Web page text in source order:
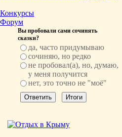
Конкурсы
Форум
Вы пробовали сами сочинять
сказки?
да, часто придумываю
сочиняю, но редко
не пробовал(а), но, думаю,
у меня получится
нет, это точно не "моё"